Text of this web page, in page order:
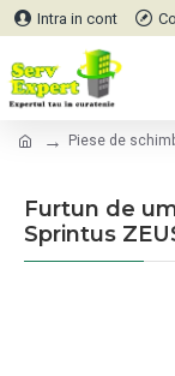
Intra in cont
Piese de
Furtun de
Sprintus